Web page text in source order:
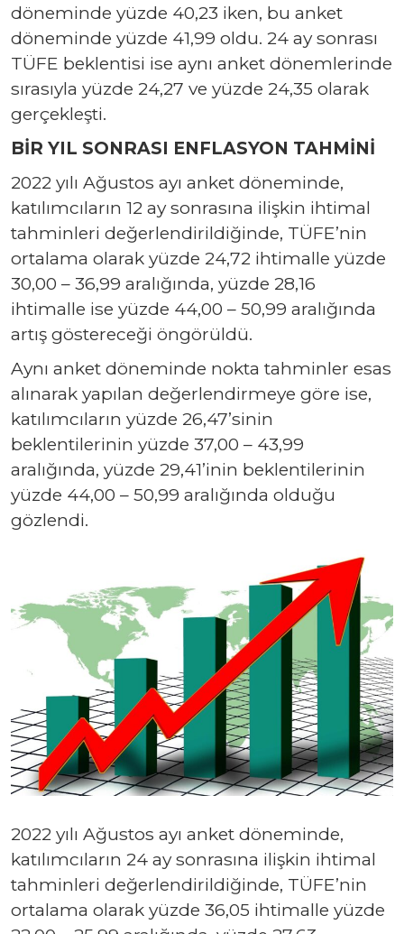
döneminde yüzde 40,23 iken, bu anket
döneminde yüzde 41,99 oldu. 24 ay sonrası
TÜFE beklentisi ise aynı anket dönemlerinde
sırasıyla yüzde 24,27 ve yüzde 24,35 olarak
gerçekleşti.
BİR YIL SONRASI ENFLASYON TAHMİNİ
2022 yılı Ağustos ayı anket döneminde,
katılımcıların 12 ay sonrasına ilişkin ihtimal
tahminleri değerlendirildiğinde, TÜFE’nin
ortalama olarak yüzde 24,72 ihtimalle yüzde
30,00 – 36,99 aralığında, yüzde 28,16
ihtimalle ise yüzde 44,00 – 50,99 aralığında
artış göstereceği öngörüldü.
Aynı anket döneminde nokta tahminler esas
alınarak yapılan değerlendirmeye göre ise,
katılımcıların yüzde 26,47’sinin
beklentilerinin yüzde 37,00 – 43,99
aralığında, yüzde 29,41’inin beklentilerinin
yüzde 44,00 – 50,99 aralığında olduğu
gözlendi.
2022 yılı Ağustos ayı anket döneminde,
katılımcıların 24 ay sonrasına ilişkin ihtimal
tahminleri değerlendirildiğinde, TÜFE’nin
ortalama olarak yüzde 36,05 ihtimalle yüzde